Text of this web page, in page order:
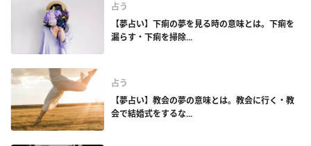
占う
【夢占い】下痢の夢を見る時の意味とは。下痢を
漏らす・下痢を掃除...
占う
【夢占い】教会の夢の意味とは。教会に行く・教
会で結婚式をするな...